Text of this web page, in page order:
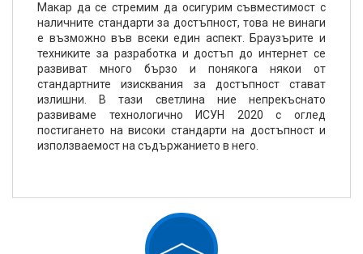
Макар да се стремим да осигурим съвместимост с
наличните стандарти за достъпност, това не винаги
е възможно във всеки един аспект. Браузърите и
техниките за разработка и достъп до интернет се
развиват много бързо и понякога някои от
стандартните изисквания за достъпност стават
излишни. В тази светлина ние непрекъснато
развиваме технологично ИСУН 2020 с оглед
постигането на високи стандарти на достъпност и
използваемост на съдържанието в него.